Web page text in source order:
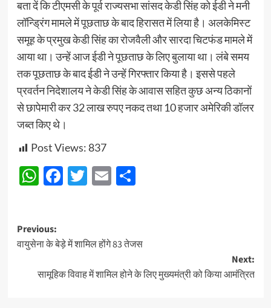
बता दें कि टीएमसी के पूर्व राज्यसभा सांसद केडी सिंह को ईडी ने मनी
लॉन्ड्रिंग मामले में पूछताछ के बाद हिरासत में लिया है। अलकेमिस्ट
समूह के प्रमुख केडी सिंह का रोजवैली और सारदा चिटफंड मामले में
आया था। उन्हें आज ईडी ने पूछताछ के लिए बुलाया था। लंबे समय
तक पूछताछ के बाद ईडी ने उन्हें गिरफ्तार किया है। इससे पहले
प्रवर्तन निदेशालय ने केडी सिंह के आवास सहित कुछ अन्य ठिकानों
से छापेमारी कर 32 लाख रुपए नकद तथा 10 हजार अमेरिकी डॉलर
जब्त किए थे।
Post Views: 837
WhatsApp
Facebook
Twitter
EmailShare
Post
navigation
Previous:
वायुसेना के बेड़े में शामिल होंगे 83 तेजस
Next:
सामूहिक विवाह में शामिल होने के लिए मुख्यमंत्री को किया आमंत्रित